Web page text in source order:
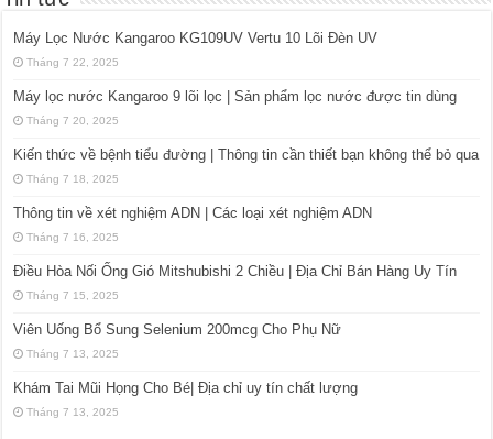
Máy Lọc Nước Kangaroo KG109UV Vertu 10 Lõi Đèn UV
Tháng 7 22, 2025
Máy lọc nước Kangaroo 9 lõi lọc | Sản phẩm lọc nước được tin dùng
Tháng 7 20, 2025
Kiến thức về bệnh tiểu đường | Thông tin cần thiết bạn không thể bỏ qua
Tháng 7 18, 2025
Thông tin về xét nghiệm ADN | Các loại xét nghiệm ADN
Tháng 7 16, 2025
Điều Hòa Nối Ống Gió Mitshubishi 2 Chiều | Địa Chỉ Bán Hàng Uy Tín
Tháng 7 15, 2025
Viên Uống Bổ Sung Selenium 200mcg Cho Phụ Nữ
Tháng 7 13, 2025
Khám Tai Mũi Họng Cho Bé| Địa chỉ uy tín chất lượng
Tháng 7 13, 2025